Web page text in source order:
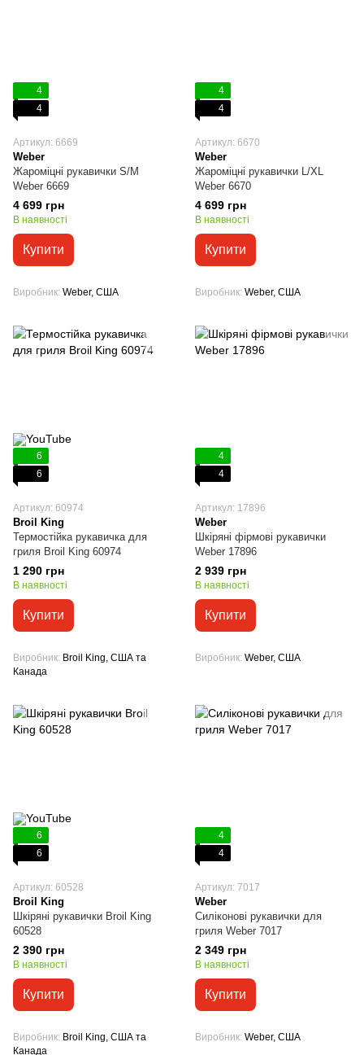
4
4
Артикул: 6669
Weber
Жароміцні рукавички S/M
Weber 6669
4 699 грн
В наявності
Купити
Виробник Weber, США
4
4
Артикул: 6670
Weber
Жароміцні рукавички L/XL
Weber 6670
4 699 грн
В наявності
Купити
Виробник Weber, США
6
6
Артикул: 60974
Broil King
Термостійка рукавичка для
гриля Broil King 60974
1 290 грн
В наявності
Купити
Виробник Broil King, США та
Канада
4
4
Артикул: 17896
Weber
Шкіряні фірмові рукавички
Weber 17896
2 939 грн
В наявності
Купити
Виробник Weber, США
6
6
Артикул: 60528
Broil King
Шкіряні рукавички Broil King
60528
2 390 грн
В наявності
Купити
Виробник Broil King, США та
Канада
4
4
Артикул: 7017
Weber
Силіконові рукавички для
гриля Weber 7017
2 349 грн
В наявності
Купити
Виробник Weber, США